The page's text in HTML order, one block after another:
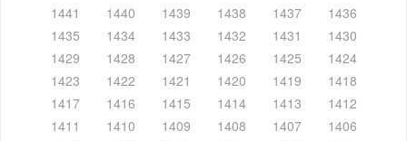
1441
1440 1439 1438 1437
1436
1435
1434 1433 1432 1431
1430
1429
1428 1427 1426 1425
1424
1423
1422 1421 1420 1419
1418
1417
1416 1415 1414 1413
1412
1411
1410 1409 1408 1407
1406